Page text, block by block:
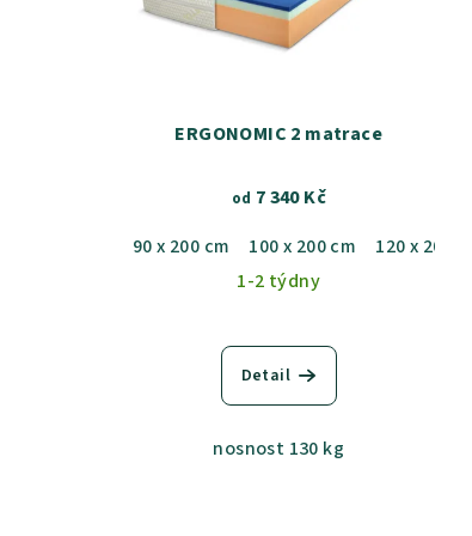
ERGONOMIC 2 matrace
od 7 340 Kč
90 x 200 cm
100 x 200 cm 120 x 200 cm
1-2 týdny
Detail
nosnost 130 kg